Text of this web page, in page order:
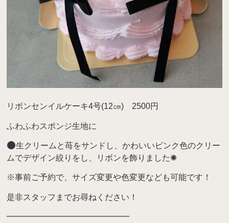
リボンセンイルケーキ4号(12㎝) 2500円
ふわふわスポンジ生地に
生クリームと苺をサンドし、かわいいピンク色のクリー
ムでデザイン絞りをし、リボンを飾りました✺
※事前ご予約で、サイズ変更や色変更なども可能です！
是非スタッフまでお尋ねください！
━━━━━━━━━━━━━━━